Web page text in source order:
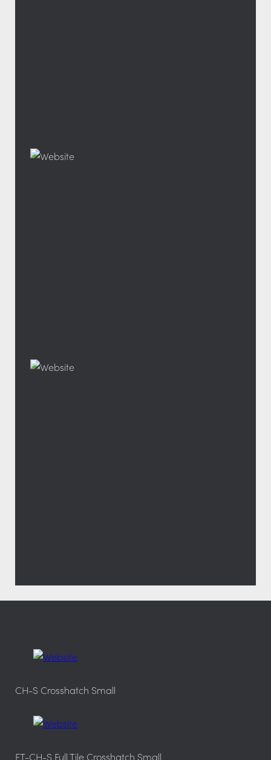
CH-S Crosshatch Small
FT-CH-S Full Tile Crosshatch Small